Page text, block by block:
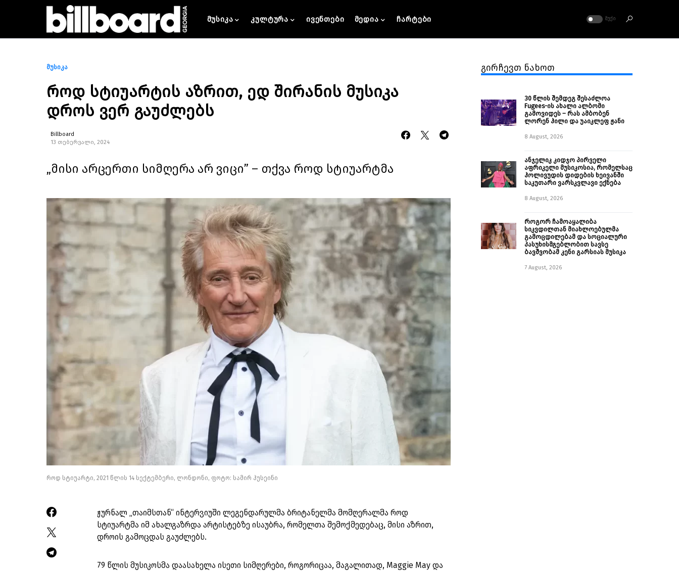
მუსიკა კულტურა ივენთები მედია ჩარტები ᲛᲣᲥᲘ
მუსიკა
როდ სტიუარტის აზრით, ედ შირანის მუსიკა
დროს ვერ გაუძლებს
Billboard
13 თებერვალი, 2024
„მისი არცერთი სიმღერა არ ვიცი” – თქვა როდ სტიუარტმა
როდ სტიუარტი, 2021 წლის 14 სექტემბერი, ლონდონი, ფოტო: სამირ ჰუსეინი
ჟურნალ „თაიმსთან“ ინტერვიუში ლეგენდარულმა ბრიტანელმა მომღერალმა როდ
სტიუარტმა იმ ახალგაზრდა არტისტებზე ისაუბრა, რომელთა შემოქმედებაც, მისი აზრით,
დროის გამოცდას გაუძლებს.
79 წლის მუსიკოსმა დაასახელა ისეთი სიმღერები, როგორიცაა, მაგალითად, Maggie May და
გირჩევთ ნახოთ
30 წლის შემდეგ შესაძლოა
Fugees-ის ახალი ალბომი
გამოვიდეს – რას ამბობენ
ლორენ ჰილი და უაიკლეფ ჟანი
8 August, 2026
ანჯელიკ კიდჯო პირველი
აფრიკელი მუსიკოსია, რომელსაც
ჰოლივუდის დიდების ხეივანში
საკუთარი ვარსკვლავი ექნება
8 August, 2026
როგორ ჩამოაყალიბა
სიკვდილთან მიახლოებულმა
გამოცდილებამ და სოციალური
პასუხისმგებლობით სავსე
ბავშვობამ კენი გარსიას მუსიკა
7 August, 2026